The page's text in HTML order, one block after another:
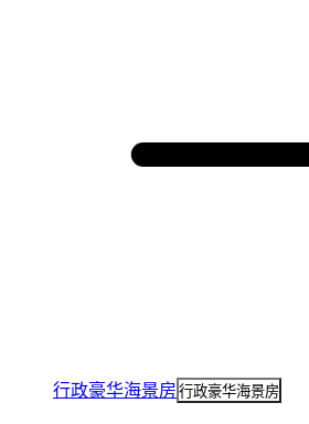
行政豪华海景房 行政豪华海景房